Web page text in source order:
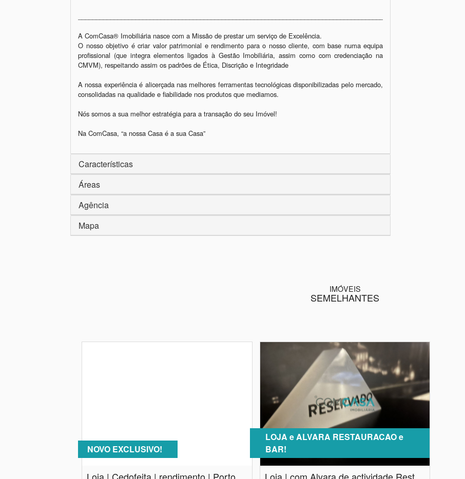
A ComCasa® Imobiliária nasce com a Missão de prestar um serviço de Excelência.
O nosso objetivo é criar valor patrimonial e rendimento para o nosso cliente, com base numa equipa
profissional (que integra elementos ligados à Gestão Imobiliária, assim como com credenciação na
CMVM), respeitando assim os padrões de Ética, Discrição e Integridade
A nossa experiência é alicerçada nas melhores ferramentas tecnológicas disponibilizadas pelo mercado,
consolidadas na qualidade e fiabilidade nos produtos que mediamos.
Nós somos a sua melhor estratégia para a transação do seu Imóvel!
Na ComCasa, “a nossa Casa é a sua Casa”
Características
Áreas
Agência
Mapa
IMÓVEIS
SEMELHANTES
NOVO EXCLUSIVO!
LOJA e ALVARA RESTAURACAO e
BAR!